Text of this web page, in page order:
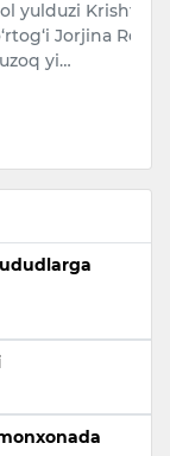
Ronaldu
bilan